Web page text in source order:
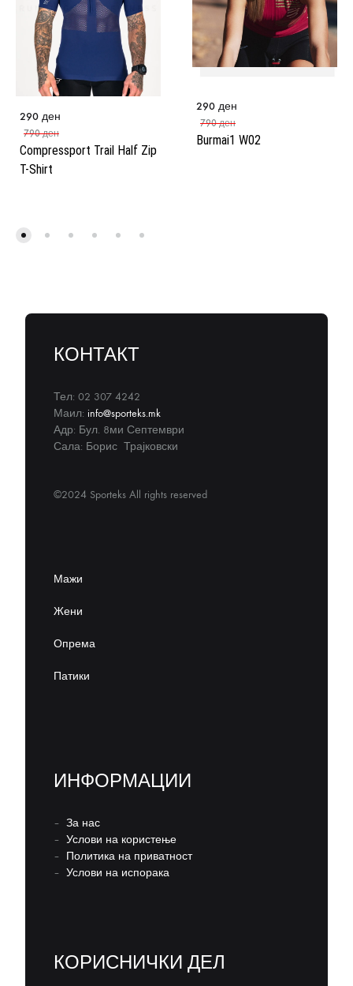
Compressport Trail Half Zip
T-Shirt
290 ден
790ден Burmai1 W02
290 ден
790ден
КОНТАКТ
Тел: 02 307 4242
Маил: info@sporteks.mk
Адр: Бул. 8ми Септември
Сала: Борис Трајковски
©2024 Sporteks All rights reserved
Мажи
Жени
Опрема
Патики
ИНФОРМАЦИИ
– За нас
– Услови на користење
– Политика на приватност
– Услови на испорака
КОРИСНИЧКИ ДЕЛ